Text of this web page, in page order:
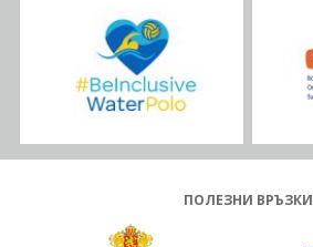
ПОЛЕЗНИ ВРЪЗКИ